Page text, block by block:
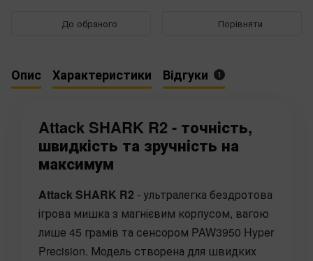
До обраного Порівняти
Опис Характеристики Відгуки 1
Attack SHARK R2 - точність,
швидкість та зручність на
максимум
Attack SHARK R2 - ультралегка бездротова
ігрова мишка з магнієвим корпусом, вагою
лише 45 грамів та сенсором PAW3950 Hyper
Precision. Модель створена для швидких